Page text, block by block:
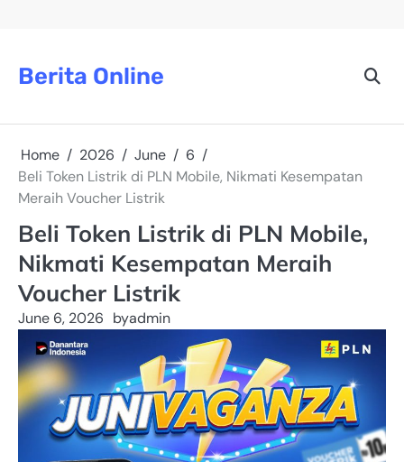
Berita Online
Home 2026 June
6
Beli Token Listrik di PLN Mobile, Nikmati Kesempatan
Meraih Voucher Listrik
Beli Token Listrik di PLN Mobile,
Nikmati Kesempatan Meraih
Voucher Listrik
June 6, 2026 byadmin